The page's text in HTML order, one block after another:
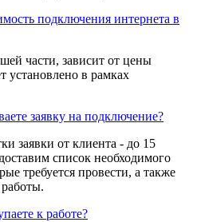
подключения интернета в
части, зависит от цены
установлено в рамках
заявку на подключение?
заявки от клиента - до 15
список необходимого
требуется провести, а также
к работе?